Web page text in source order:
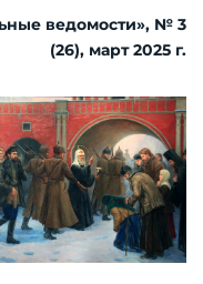
ведомости», № 3
(26), март 2025 г.